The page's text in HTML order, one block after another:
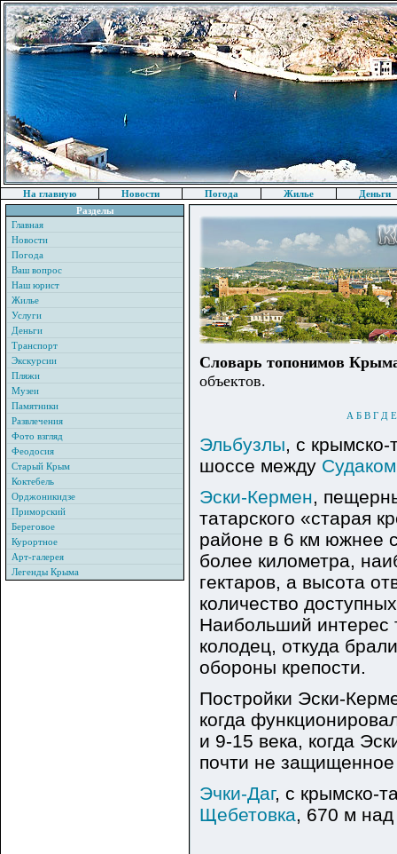
На главную Новости Погода Жилье
Деньги
Разделы
Главная
Новости
Погода
Ваш вопрос
Наш юрист
Жилье
Услуги
Деньги
Транспорт
Экскурсии
Пляжи
Музеи
Памятники
Развлечения
Фото взгляд
Феодосия
Старый Крым
Коктебель
Орджоникидзе
Приморский
Береговое
Курортное
Арт-галерея
Легенды Крыма
Словарь топонимов
объектов.
А Б В Г Д Е
Эльбузлы, с крымско-
шоссе между Судаком
Эски-Кермен,
татарского «старая
районе в 6 км южнее
более километра,
гектаров, а высота
количество
Наибольший интерес
колодец, откуда
обороны крепости.
Постройки Эски-
когда
и 9-15 века, когда
почти не
Эчки-Даг, с крымско-
Щебетовка, 670 м